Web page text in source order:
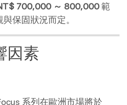
700,000 ～ 800,000範
保固狀況而定。
因素
系列在歐洲市場將於